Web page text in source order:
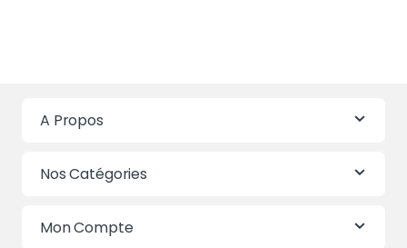
A Propos
Nos Catégories
Mon Compte